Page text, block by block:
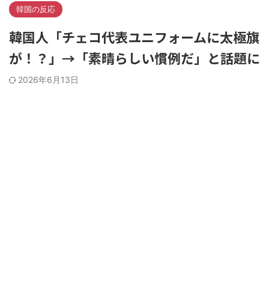
韓国の反応
韓国人「チェコ代表ユニフォームに太極旗
が！？」→「素晴らしい慣例だ」と話題に
2026年6月13日